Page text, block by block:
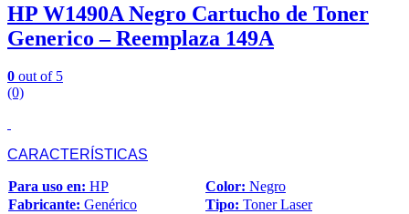
HP W1490A Negro Cartucho de Toner
Generico – Reemplaza 149A
0 out of 5
(0)
CARACTERÍSTICAS
Para uso en: HP Color: Negro
Fabricante: Genérico Tipo: Toner Laser